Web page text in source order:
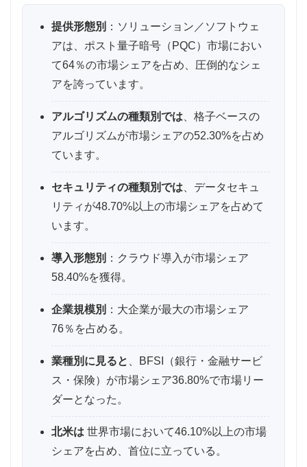
提供形態別 ：ソリューション／ソフトウェ
アは、ポスト量子暗号（PQC）市場におい
て64％の市場シェアを占め、圧倒的なシェ
アを誇っています。
アルゴリズムの種類別では 、格子ベースの
アルゴリズムが市場シェアの52.30%を占め
ています。
セキュリティの種類別では 、データセキュ
リティが48.70%以上の市場シェアを占めて
います。
導入形態別 ：クラウド導入が市場シェア
58.40%を獲得。
企業規模別 ：大企業が最大の市場シェア
76％を占める。
業種別に見ると
、BFSI（銀行・金融サービ
ス・保険）が市場シェア36.80%で市場リー
ダーとなった。
北米は 世界市場において46.10%以上の市場
シェアを占め、首位に立っている。